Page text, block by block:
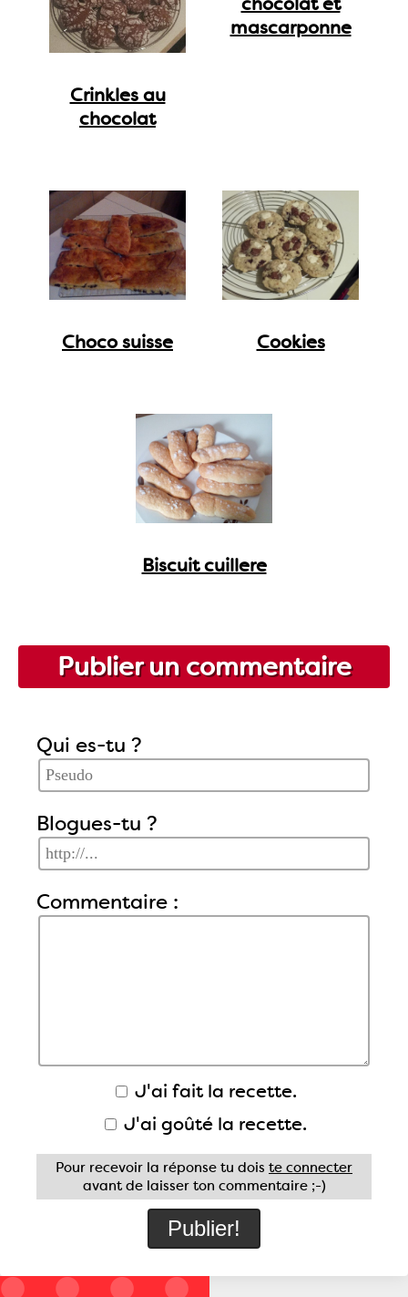
Crinkles au
chocolat
mascarponne
Choco suisse Cookies
Biscuit cuillere
Publier un commentaire
Qui es-tu ?
Blogues-tu ?
Commentaire :
J'ai fait la recette.
J'ai goûté la recette.
Pour recevoir la réponse tu dois te connecter
avant de laisser ton commentaire ;-)